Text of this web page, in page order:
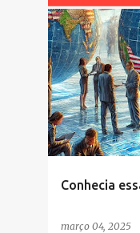
a
g
e
n
s
Conhecia
março 04, 2025
ARTES
INVENÇÃO